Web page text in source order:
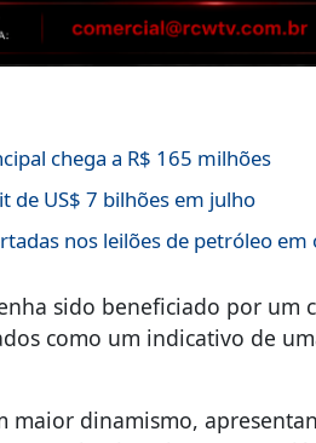
chega a R$ 165 milhões
de US$ 7 bilhões em julho
nos leilões de petróleo
sido beneficiado por um
como um indicativo de
maior dinamismo,